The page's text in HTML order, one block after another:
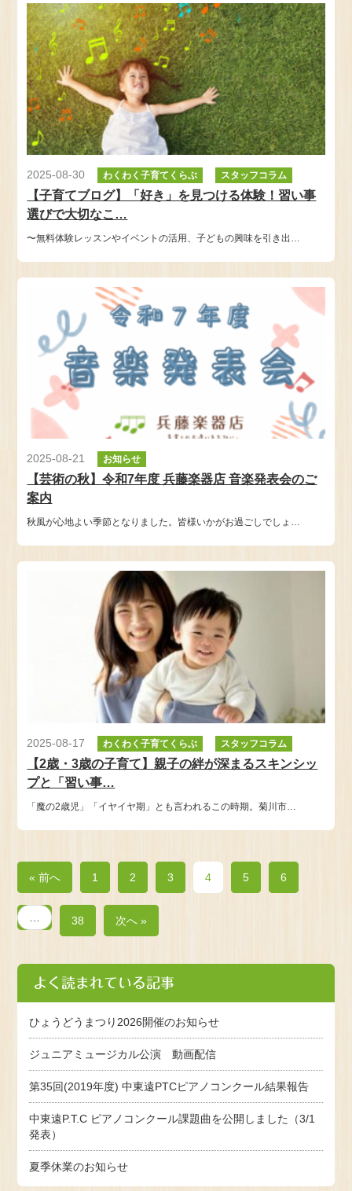
2025-08-30 わくわく子育てくらぶ スタッフコラム
【子育てブログ】「好き」を見つける体験！習い事
選びで大切なこ…
〜無料体験レッスンやイベントの活用、子どもの興味を引き出…
2025-08-21 お知らせ
【芸術の秋】令和7年度 兵藤楽器店 音楽発表会のご
案内
秋風が心地よい季節となりました。皆様いかがお過ごしでしょ…
2025-08-17 わくわく子育てくらぶ スタッフコラム
【2歳・3歳の子育て】親子の絆が深まるスキンシッ
プと「習い事…
「魔の2歳児」「イヤイヤ期」とも言われるこの時期。菊川市…
« 前へ 1 2 3 4 5 6
38 次へ »
よく読まれている記事
ひょうどうまつり2026開催のお知らせ
ジュニアミュージカル公演 動画配信
第35回(2019年度) 中東遠PTCピアノコンクール結果報告
中東遠P.T.C ピアノコンクール課題曲を公開しました（3/1
発表）
夏季休業のお知らせ